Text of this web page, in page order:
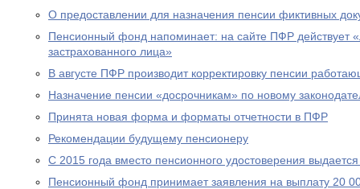
О предоставлении для назначения пенсии фиктивных
Пенсионный фонд напоминает: на сайте ПФР действует
застрахованного лица»
В августе ПФР производит корректировку пенсии
Назначение пенсии «досрочникам» по новому
Принята новая форма и форматы отчетности в ПФР
Рекомендации будущему пенсионеру
С 2015 года вместо пенсионного удостоверения выдается
Пенсионный фонд принимает заявления на выплату 20